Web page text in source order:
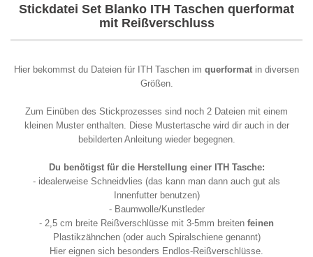
Stickdatei Set Blanko ITH Taschen querformat
mit Reißverschluss
Hier bekommst du Dateien für ITH Taschen im querformat in diversen
Größen.
Zum Einüben des Stickprozesses sind noch 2 Dateien mit einem
kleinen Muster enthalten. Diese Mustertasche wird dir auch in der
bebilderten Anleitung wieder begegnen.
Du benötigst für die Herstellung einer ITH Tasche:
- idealerweise Schneidvlies (das kann man dann auch gut als
Innenfutter benutzen)
- Baumwolle/Kunstleder
- 2,5 cm breite Reißverschlüsse mit 3-5mm breiten feinen
Plastikzähnchen (oder auch Spiralschiene genannt)
Hier eignen sich besonders Endlos-Reißverschlüsse.